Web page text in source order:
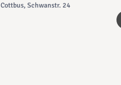
Cottbus, Schwanstr. 24